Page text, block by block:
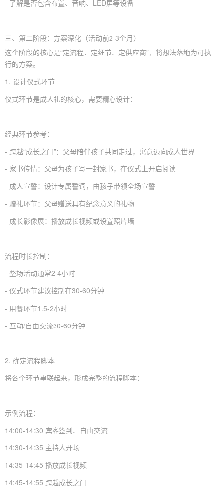
- 了解是否包含布置、音响、LED屏等设备
三、第二阶段：方案深化（活动前2-3个月）
这个阶段的核心是“定流程、定细节、定供应商”，将想法落地为可执
行的方案。
1. 设计仪式环节
仪式环节是成人礼的核心，需要精心设计：
经典环节参考：
- 跨越“成长之门”：父母陪伴孩子共同走过，寓意迈向成人世界
- 家书传情：父母为孩子写一封家书，在仪式上开启阅读
- 成人宣誓：设计专属誓词，由孩子带领全场宣誓
- 赠礼环节：父母赠送具有纪念意义的礼物
- 成长影像展：播放成长视频或设置照片墙
流程时长控制：
- 整场活动通常2-4小时
- 仪式环节建议控制在30-60分钟
- 用餐环节1.5-2小时
- 互动/自由交流30-60分钟
2. 确定流程脚本
将各个环节串联起来，形成完整的流程脚本：
示例流程：
14:00-14:30 宾客签到、自由交流
14:30-14:35 主持人开场
14:35-14:45 播放成长视频
14:45-14:55 跨越成长之门